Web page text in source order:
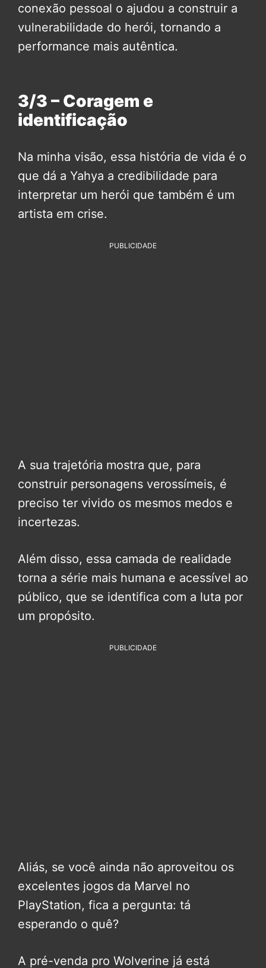
conexão pessoal o ajudou a construir a
vulnerabilidade do herói, tornando a
performance mais autêntica.
3/3 – Coragem e
identificação
Na minha visão, essa história de vida é o
que dá a Yahya a credibilidade para
interpretar um herói que também é um
artista em crise.
PUBLICIDADE
A sua trajetória mostra que, para
construir personagens verossímeis, é
preciso ter vivido os mesmos medos e
incertezas.
Além disso, essa camada de realidade
torna a série mais humana e acessível ao
público, que se identifica com a luta por
um propósito.
PUBLICIDADE
Aliás, se você ainda não aproveitou os
excelentes jogos da Marvel no
PlayStation, fica a pergunta: tá
esperando o quê?
A pré-venda pro Wolverine já está